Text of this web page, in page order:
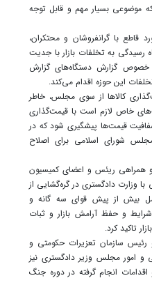
موضوعی بسیار مهم و قابل توجه
قاطع با گرانفروشان و محتکران،
رسیدگی به تخلفات بازار با جدیت
خصوص گزارش دستگاه‌های گزارش
این حوزه اقدام می‌کند.
کالاها از سوی مجلس، خاطر
خاص لازم است با قیمت‌گذاری
قیمت‌ها پیشگیری شود که در
شورای اسلامی برای اصلاح
و همراهی ریئس و اعضای کمیسیون
وزارت دادگستری در گره‌گشایی از
بیش از پیش قوای سه گانه و
و حفظ آرامش بازار و ثبات
تاکید کرد.
رئیس سازمان تعزیرات حکومتی و
امور مجلس وزیر دادگستری نیز
انجام گرفته در دوره جنگ